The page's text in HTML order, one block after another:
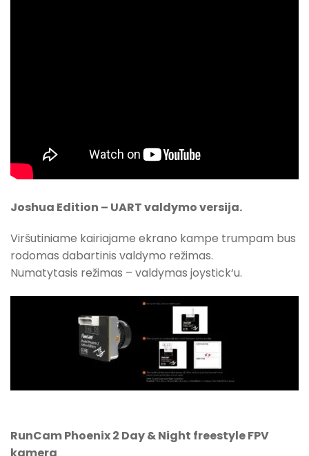
Joshua Edition – UART valdymo versija.
Viršutiniame kairiajame ekrano kampe trumpam bus
rodomas dabartinis valdymo režimas.
Numatytasis režimas – valdymas joystick‘u.
RunCam Phoenix 2 Day & Night freestyle FPV
kamera